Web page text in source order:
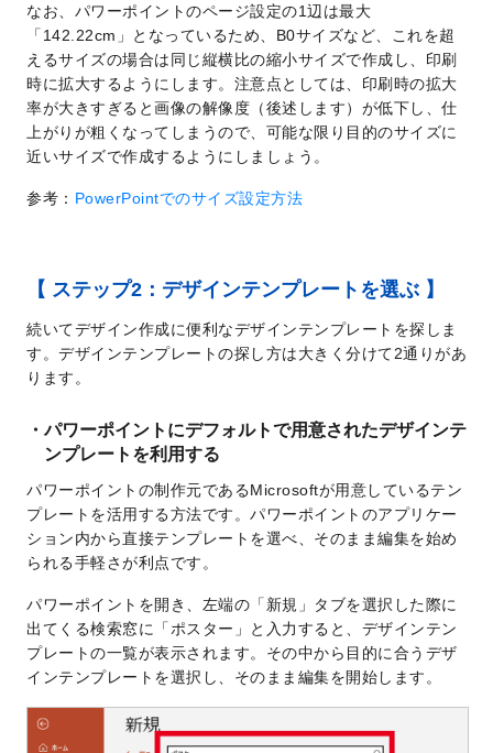
なお、パワーポイントのページ設定の1辺は最大
「142.22cm」となっているため、B0サイズなど、これを超
えるサイズの場合は同じ縦横比の縮小サイズで作成し、印刷
時に拡大するようにします。注意点としては、印刷時の拡大
率が大きすぎると画像の解像度（後述します）が低下し、仕
上がりが粗くなってしまうので、可能な限り目的のサイズに
近いサイズで作成するようにしましょう。
参考： PowerPointでのサイズ設定方法
【 ステップ2：デザインテンプレートを選ぶ 】
続いてデザイン作成に便利なデザインテンプレートを探しま
す。デザインテンプレートの探し方は大きく分けて2通りがあ
ります。
パワーポイントにデフォルトで用意されたデザインテ
ンプレートを利用する
パワーポイントの制作元であるMicrosoftが用意しているテン
プレートを活用する方法です。パワーポイントのアプリケー
ション内から直接テンプレートを選べ、そのまま編集を始め
られる手軽さが利点です。
パワーポイントを開き、左端の「新規」タブを選択した際に
出てくる検索窓に「ポスター」と入力すると、デザインテン
プレートの一覧が表示されます。その中から目的に合うデザ
インテンプレートを選択し、そのまま編集を開始します。